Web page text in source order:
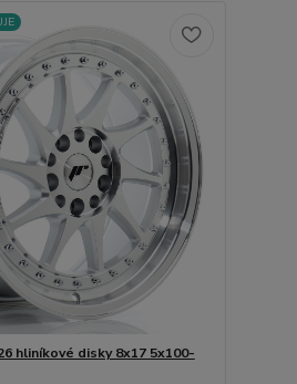
hliníkové disky 8x17 5x100-